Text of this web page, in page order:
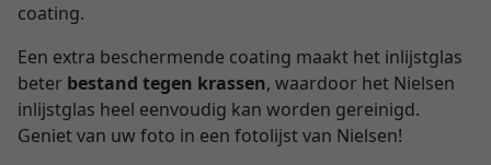
coating.
Een extra beschermende coating maakt het inlijstglas
beter bestand tegen krassen, waardoor het Nielsen
inlijstglas heel eenvoudig kan worden gereinigd.
Geniet van uw foto in een fotolijst van Nielsen!